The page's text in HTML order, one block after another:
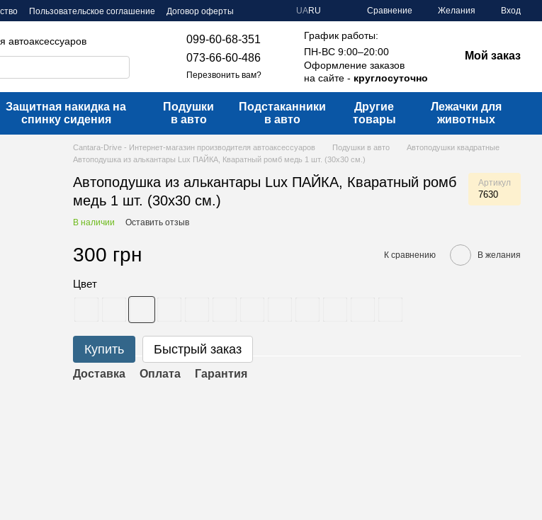
Пользовательское соглашение Договор оферты UARU Сравнение Желания Вход
автоаксессуаров
099-60-68-351
073-66-60-486
Перезвонить вам?
График работы:
ПН-ВС 9:00–20:00
Оформление заказов
на сайте - круглосуточно
Мой заказ
Защитная накидка на
спинку сидения
Подушки
в авто
Подстаканники
в авто
Другие
товары
Лежачки для
животных
Cantara-Drive - Интернет-магазин производителя автоаксессуаров Подушки в авто
Автоподушки квадратные
Автоподушка из алькантары Lux ПАЙКА, Кваратный ромб медь 1 шт. (30х30 см.)
Автоподушка из алькантары Lux ПАЙКА, Кваратный ромб
медь 1 шт. (30х30 см.)
Артикул
7630
В наличии Оставить отзыв
300 грн К сравнению В желания
Цвет
Купить Быстрый заказ
Доставка Оплата Гарантия